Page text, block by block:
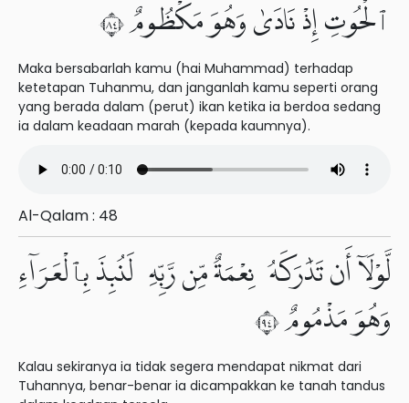
ٱلْحُوتِ إِذْ نَادَىٰ وَهُوَ مَكْظُومٌ ٤٨
Maka bersabarlah kamu (hai Muhammad) terhadap
ketetapan Tuhanmu, dan janganlah kamu seperti orang
yang berada dalam (perut) ikan ketika ia berdoa sedang
ia dalam keadaan marah (kepada kaumnya).
Al-Qalam : 48
لَّوْلَآ أَن تَدَٰرَكَهُۥ نِعْمَةٌ مِّن رَّبِّهِۦ لَنُبِذَ بِٱلْعَرَآءِ
وَهُوَ مَذْمُومٌ ٤٩
Kalau sekiranya ia tidak segera mendapat nikmat dari
Tuhannya, benar-benar ia dicampakkan ke tanah tandus